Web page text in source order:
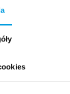
SPOŁECZEŃSTWO
Czy ekologiczne
greenwashing?